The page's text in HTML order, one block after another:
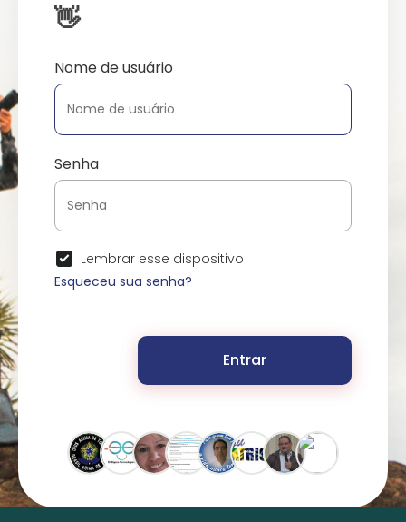
👋
Nome de usuário
Senha
Lembrar esse dispositivo
Esqueceu sua senha?
Entrar